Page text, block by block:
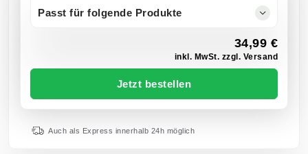
Passt für folgende Produkte
34,99 €
inkl. MwSt. zzgl. Versand
Jetzt bestellen
Auch als Express innerhalb 24h möglich